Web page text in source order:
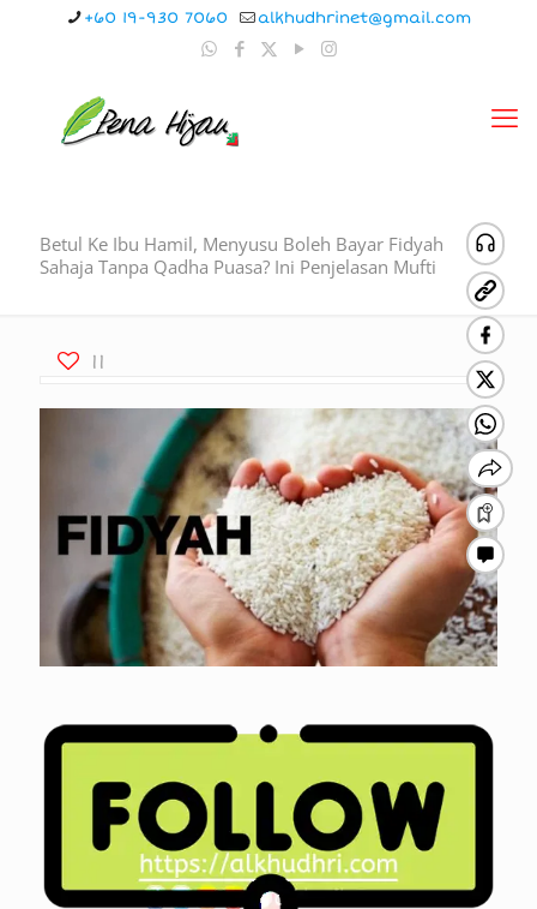
+60 19-930 7060 alkhudhrinet@gmail.com
Betul Ke Ibu Hamil, Menyusu Boleh Bayar Fidyah
Sahaja Tanpa Qadha Puasa? Ini Penjelasan Mufti
11